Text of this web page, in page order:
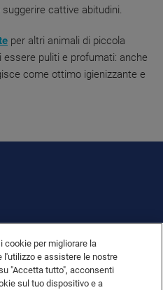
cattive abitudini.
per altri animali di piccola
puliti e profumati: anche
come ottimo igienizzante e
dati e la privacy
cookie per migliorare la
l'utilizzo e assistere le nostre
"Accetta tutto", acconsenti
sul tuo dispositivo e a